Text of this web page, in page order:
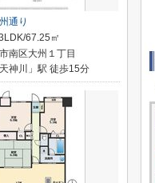
通り
67.25㎡
南区大州１丁目
神川」駅 徒歩15分